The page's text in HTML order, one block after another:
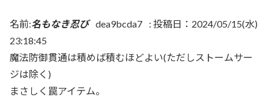
名前:名もなき忍び dea9bcda7 : 投稿日：2024/05/15(水)
23:18:45
魔法防御貫通は積めば積むほどよい(ただしストームサー
ジは除く)
まさしく罠アイテム。